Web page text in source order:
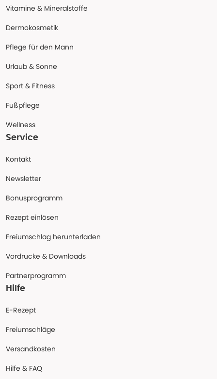
Vitamine & Mineralstoffe
Dermokosmetik
Pflege für den Mann
Urlaub & Sonne
Sport & Fitness
Fußpflege
Wellness
Service
Kontakt
Newsletter
Bonusprogramm
Rezept einlösen
Freiumschlag herunterladen
Vordrucke & Downloads
Partnerprogramm
Hilfe
E-Rezept
Freiumschläge
Versandkosten
Hilfe & FAQ